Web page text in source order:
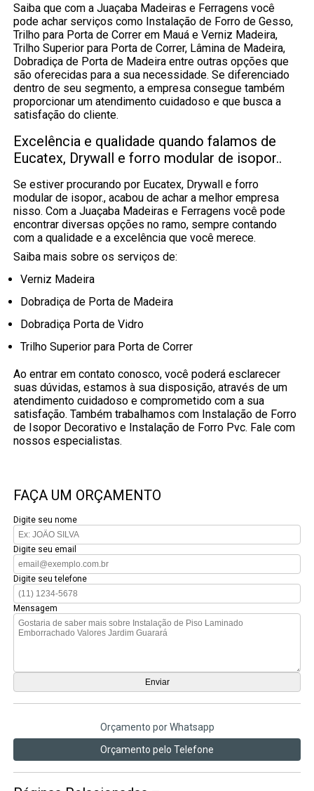
Saiba que com a Juaçaba Madeiras e Ferragens você
pode achar serviços como Instalação de Forro de Gesso,
Trilho para Porta de Correr em Mauá e Verniz Madeira,
Trilho Superior para Porta de Correr, Lâmina de Madeira,
Dobradiça de Porta de Madeira entre outras opções que
são oferecidas para a sua necessidade. Se diferenciado
dentro de seu segmento, a empresa consegue também
proporcionar um atendimento cuidadoso e que busca a
satisfação do cliente.
Excelência e qualidade quando falamos de
Eucatex, Drywall e forro modular de isopor..
Se estiver procurando por Eucatex, Drywall e forro
modular de isopor., acabou de achar a melhor empresa
nisso. Com a Juaçaba Madeiras e Ferragens você pode
encontrar diversas opções no ramo, sempre contando
com a qualidade e a excelência que você merece.
Saiba mais sobre os serviços de:
Verniz Madeira
Dobradiça de Porta de Madeira
Dobradiça Porta de Vidro
Trilho Superior para Porta de Correr
Ao entrar em contato conosco, você poderá esclarecer
suas dúvidas, estamos à sua disposição, através de um
atendimento cuidadoso e comprometido com a sua
satisfação. Também trabalhamos com Instalação de Forro
de Isopor Decorativo e Instalação de Forro Pvc. Fale com
nossos especialistas.
FAÇA UM ORÇAMENTO
Digite seu nome
Digite seu email
Digite seu telefone
Mensagem
Orçamento por Whatsapp
Orçamento pelo Telefone